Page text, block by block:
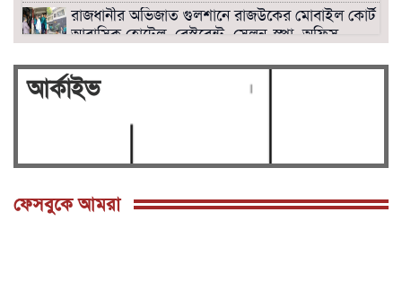
রাজধানীর অভিজাত গুলশানে রাজউকের মোবাইল কোর্ট।
আবাসিক হোটেল, রেস্টুরেন্ট, সেলুন-স্পা, অফিস
বনানীতে রাজউকের উচ্ছেদ অভিযানে হোটেল,
রেস্টুরেন্ট, অফিস সীল গালা ও অপসারণে অঙ্গীকার
নামা গ্রহণ।
শনিবার দুপুর দুইটায়
পল্লবীতে ৭৩ রাউন্ড গুলিসহ তিনটি বিদেশি
পিস্তল উদ্ধার
আর্কাইভ
ফেসবুকে আমরা